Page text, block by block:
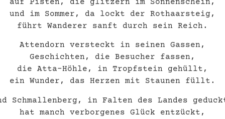
auf Pisten, die glitzern im Sonnenschein,
und im Sommer, da lockt der Rothaarsteig,
führt Wanderer sanft durch sein Reich.
Attendorn versteckt in seinen Gassen,
Geschichten, die Besucher fassen,
die Atta-Höhle, in Tropfstein gehüllt,
ein Wunder, das Herzen mit Staunen füllt.
Schmallenberg, in Falten des Landes
hat manch verborgenes Glück entzückt,